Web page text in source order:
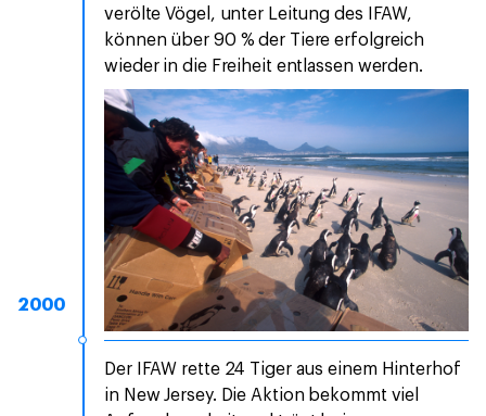
2000
verölte Vögel, unter Leitung des IFAW,
können über 90 % der Tiere erfolgreich
wieder in die Freiheit entlassen werden.
Der IFAW rette 24 Tiger aus einem Hinterhof
in New Jersey. Die Aktion bekommt viel